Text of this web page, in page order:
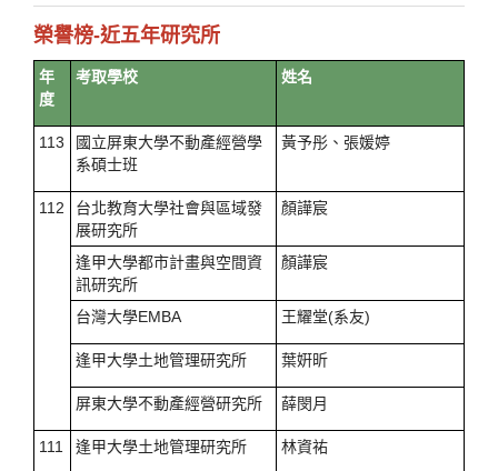
榮譽榜-近五年研究所
年
度
考取學校 姓名
113
國立屏東大學不動產經營學
系碩士班
黃予彤、張媛婷
112
台北教育大學社會與區域發
展研究所
顏譁宸
逢甲大學都市計畫與空間資
訊研究所
顏譁宸
台灣大學EMBA 王耀堂(系友)
逢甲大學土地管理研究所 葉姸昕
屏東大學不動產經營研究所 薛閔月
111 逢甲大學土地管理研究所 林資祐